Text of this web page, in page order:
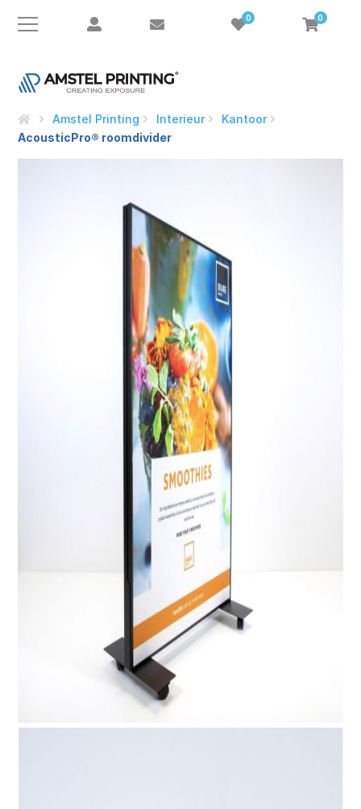
0 0
Amstel Printing Interieur
Kantoor
AcousticPro® roomdivider